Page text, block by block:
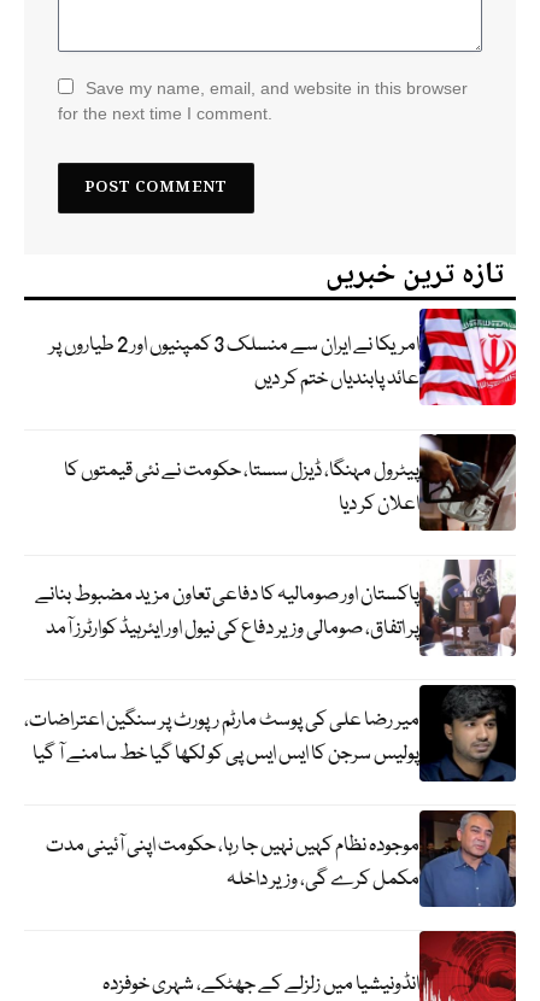
Save my name, email, and website in this browser
for the next time I comment.
تازہ ترین خبریں
امریکا نے ایران سے منسلک 3 کمپنیوں اور 2 طیاروں پر
عائد پابندیاں ختم کر دیں
پیٹرول مہنگا، ڈیزل سستا، حکومت نے نئی قیمتوں کا
اعلان کر دیا
پاکستان اور صومالیہ کا دفاعی تعاون مزید مضبوط بنانے
پر اتفاق، صومالی وزیر دفاع کی نیول اور ایئرہیڈ کوارٹرز آمد
میر رضا علی کی پوسٹ مارٹم رپورٹ پر سنگین اعتراضات،
پولیس سرجن کا ایس ایس پی کو لکھا گیا خط سامنے آ گیا
موجودہ نظام کہیں نہیں جا رہا، حکومت اپنی آئینی مدت
مکمل کرے گی، وزیر داخلہ
انڈونیشیا میں زلزلے کے جھٹکے، شہری خوفزدہ